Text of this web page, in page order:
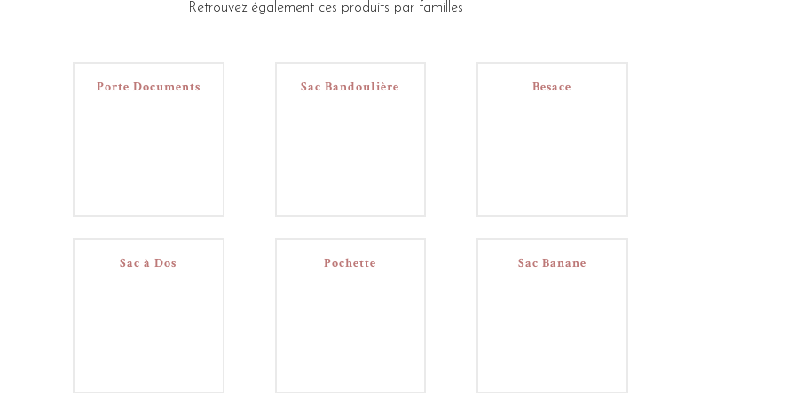
Retrouvez également ces produits par familles
Porte Documents Sac Bandoulière Besace
Sac à Dos Pochette Sac Banane